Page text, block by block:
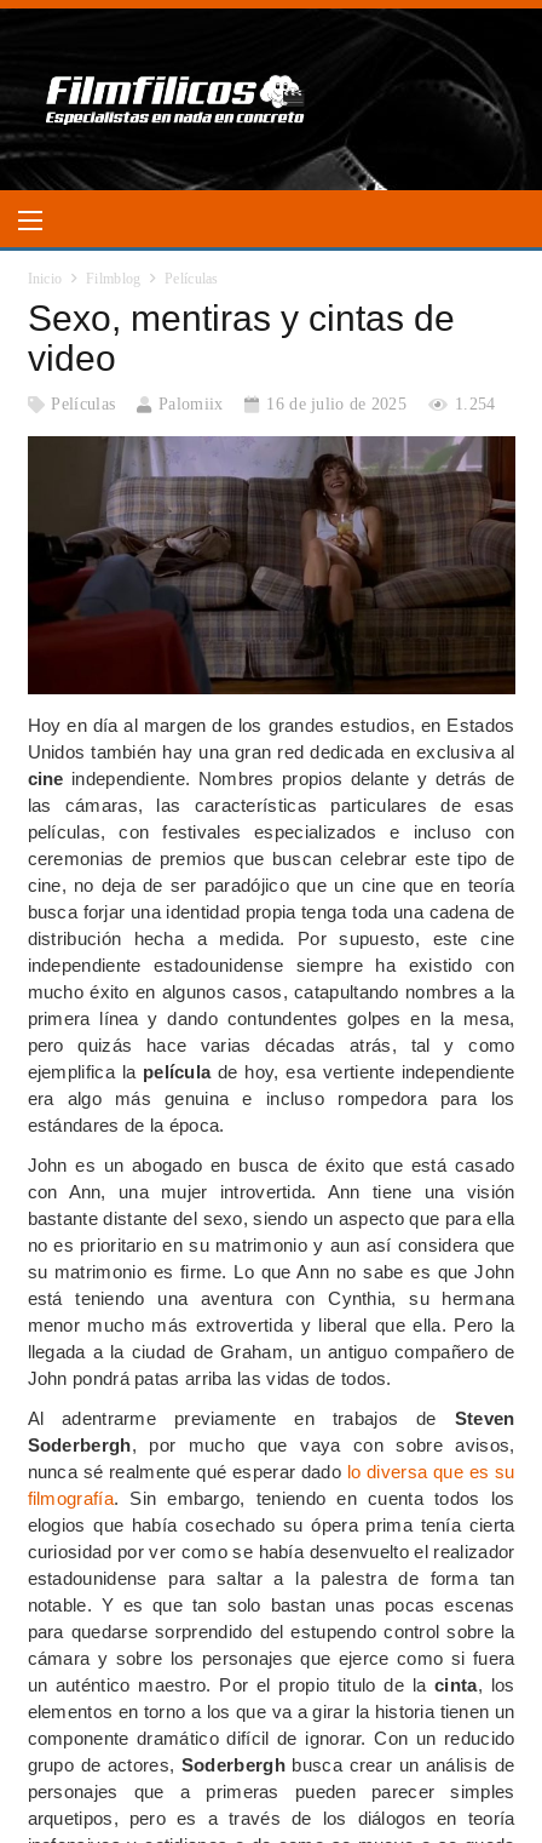
Inicio Filmblog Películas
Sexo, mentiras y cintas de
video
Películas Palomiix 16 de julio de 2025 1.254
Hoy en día al margen de los grandes estudios, en Estados
Unidos también hay una gran red dedicada en exclusiva al
cine independiente. Nombres propios delante y detrás de
las cámaras, las características particulares de esas
películas, con festivales especializados e incluso con
ceremonias de premios que buscan celebrar este tipo de
cine, no deja de ser paradójico que un cine que en teoría
busca forjar una identidad propia tenga toda una cadena de
distribución hecha a medida. Por supuesto, este cine
independiente estadounidense siempre ha existido con
mucho éxito en algunos casos, catapultando nombres a la
primera línea y dando contundentes golpes en la mesa,
pero quizás hace varias décadas atrás, tal y como
ejemplifica la películade hoy, esa vertiente independiente
era algo más genuina e incluso rompedora para los
estándares de la época.
John es un abogado en busca de éxito que está casado
con Ann, una mujer introvertida. Ann tiene una visión
bastante distante del sexo, siendo un aspecto que para ella
no es prioritario en su matrimonio y aun así considera que
su matrimonio es firme. Lo que Ann no sabe es que John
está teniendo una aventura con Cynthia, su hermana
menor mucho más extrovertida y liberal que ella. Pero la
llegada a la ciudad de Graham, un antiguo compañero de
John pondrá patas arriba las vidas de todos.
Al adentrarme previamente en trabajos de Steven
Soderbergh, por mucho que vaya con sobre avisos,
nunca sé realmente qué esperar dado lo diversa que es su
filmografía. Sin embargo, teniendo en cuenta todos los
elogios que había cosechado su ópera prima tenía cierta
curiosidad por ver como se había desenvuelto el realizador
estadounidense para saltar a la palestra de forma tan
notable. Y es que tan solo bastan unas pocas escenas
para quedarse sorprendido del estupendo control sobre la
cámara y sobre los personajes que ejerce como si fuera
un auténtico maestro. Por el propio titulo de lacinta, los
elementos en torno a los que va a girar la historia tienen un
componente dramático difícil de ignorar. Con un reducido
grupo de actores, Soderberghbusca crear un análisis de
personajes que a primeras pueden parecer simples
arquetipos, pero es a través de los diálogos en teoría